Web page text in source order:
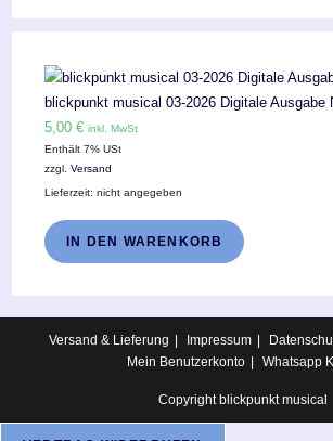
blickpunkt musical 03-2026 Digitale Ausgabe
5,00€ inkl. MwSt
Enthält 7% USt
zzgl.Versand
Lieferzeit: nicht angegeben
IN DEN WARENKORB
Versand & Lieferung Impressum
Mein Benutzerkonto
Whatsapp
Copyright blickpunkt musical